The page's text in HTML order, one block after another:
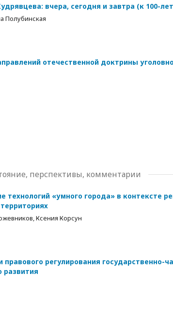
вчера, сегодня и завтра (к 100-
Полубинская
отечественной доктрины
перспективы, комментарии
технологий «умного города» в контексте
Ксения Корсун
регулирования государственно-
развития